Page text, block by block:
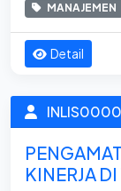
MANAJEMEN
Detail
KINERJA